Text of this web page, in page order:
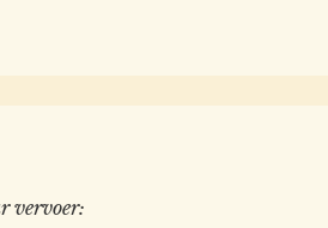
vervoer: